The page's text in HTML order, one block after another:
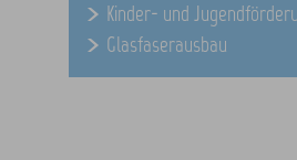
Kinder- und
Glasfaserausbau